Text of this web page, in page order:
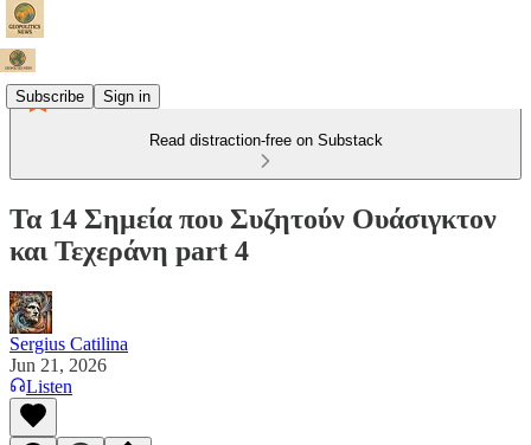
Subscribe Sign in
Read distraction-free on Substack
Τα 14 Σημεία που Συζητούν Ουάσιγκτον
και Τεχεράνη part 4
Sergius Catilina
Jun 21, 2026
Listen